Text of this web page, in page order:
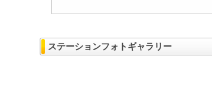
ステーションフォトギャラリー